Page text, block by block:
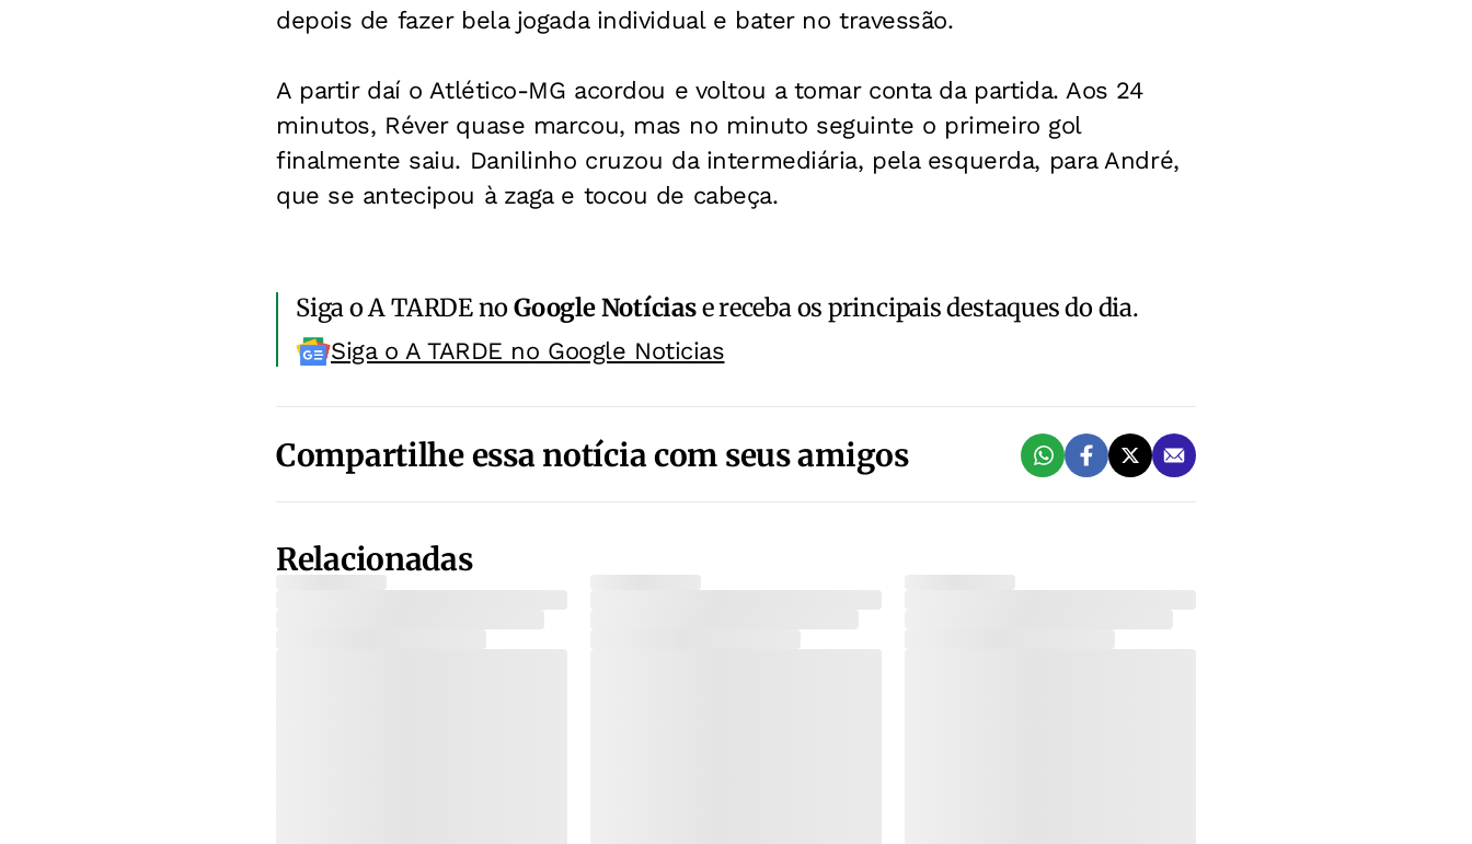
depois de fazer bela jogada individual e bater no travessão.
A partir daí o Atlético-MG acordou e voltou a tomar conta da partida. Aos 24
minutos, Réver quase marcou, mas no minuto seguinte o primeiro gol
finalmente saiu. Danilinho cruzou da intermediária, pela esquerda, para André,
que se antecipou à zaga e tocou de cabeça.
Siga o A TARDE noGoogle Notíciase receba os principais destaques do dia.
Siga o A TARDE no Google Noticias
Compartilhe essa notícia com seus amigos
Relacionadas